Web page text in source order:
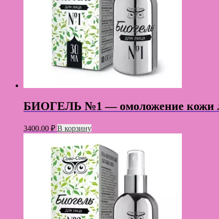
БИОГЕЛЬ №1 — омоложение кожи
3400,00 ₽ В корзину